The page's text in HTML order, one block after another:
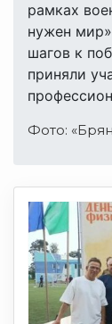
рамках
нужен
шагов к
приняли
Фото: